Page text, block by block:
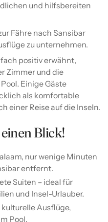
und hilfsbereiten
Fähre nach Sansibar
zu unternehmen.
positiv erwähnt,
Zimmer und die
Einige Gäste
als komfortable
einer Reise auf die Inseln.
Blick!
nur wenige Minuten
entfernt.
Suiten – ideal für
und Insel-Urlauber.
Ausflüge,
Pool.